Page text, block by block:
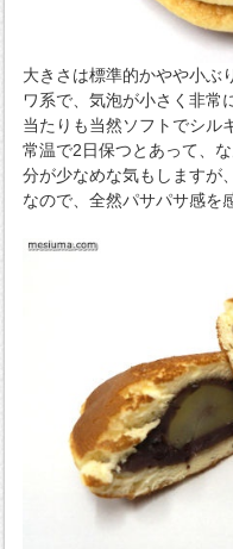
大きさは標準的かやや小ぶ
ワ系で、気泡が小さく非常
当たりも当然ソフトでシル
常温で2日保つとあって、
分が少なめな気もしますが
なので、全然パサパサ感を